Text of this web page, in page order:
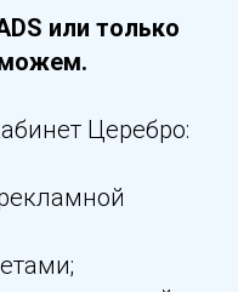
или только
Церебро: